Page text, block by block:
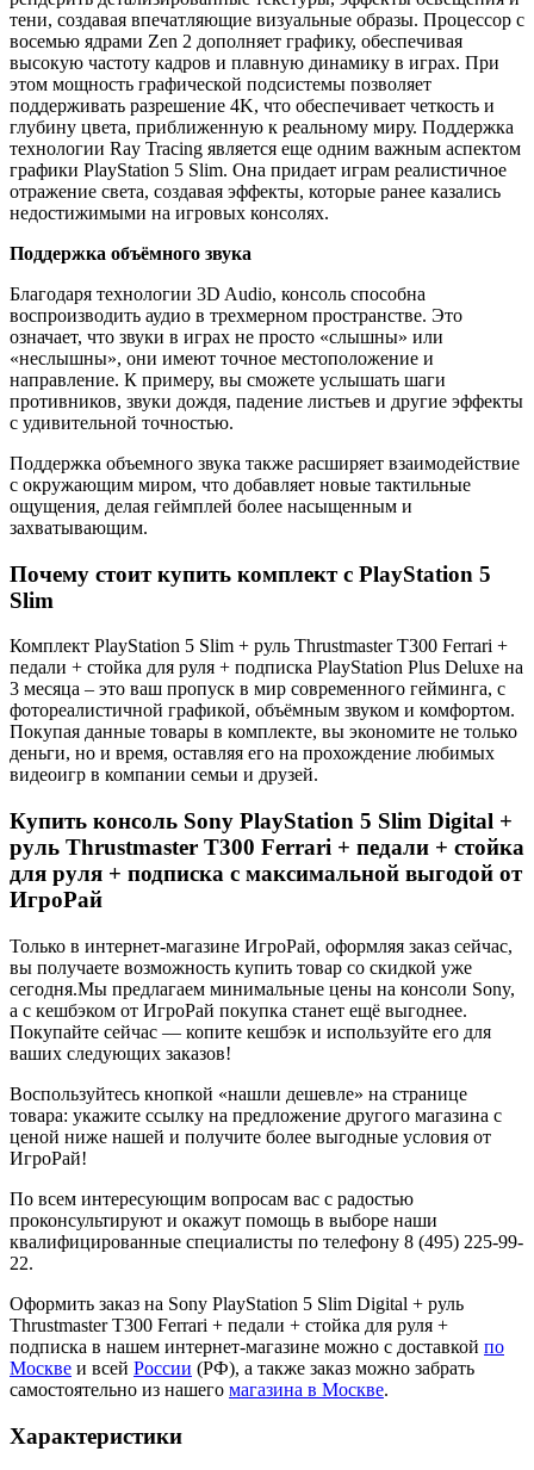
тени, создавая впечатляющие визуальные образы. Процессор с
восемью ядрами Zen 2 дополняет графику, обеспечивая
высокую частоту кадров и плавную динамику в играх. При
этом мощность графической подсистемы позволяет
поддерживать разрешение 4K, что обеспечивает четкость и
глубину цвета, приближенную к реальному миру. Поддержка
технологии Ray Tracing является еще одним важным аспектом
графики PlayStation 5 Slim. Она придает играм реалистичное
отражение света, создавая эффекты, которые ранее казались
недостижимыми на игровых консолях.
Поддержка объёмного звука
Благодаря технологии 3D Audio, консоль способна
воспроизводить аудио в трехмерном пространстве. Это
означает, что звуки в играх не просто «слышны» или
«неслышны», они имеют точное местоположение и
направление. К примеру, вы сможете услышать шаги
противников, звуки дождя, падение листьев и другие эффекты
с удивительной точностью.
Поддержка объемного звука также расширяет взаимодействие
с окружающим миром, что добавляет новые тактильные
ощущения, делая геймплей более насыщенным и
захватывающим.
Почему стоит купить комплект с PlayStation 5
Slim
Комплект PlayStation 5 Slim + руль Thrustmaster T300 Ferrari +
педали + стойка для руля + подписка PlayStation Plus Deluxe на
3 месяца – это ваш пропуск в мир современного гейминга, с
фотореалистичной графикой, объёмным звуком и комфортом.
Покупая данные товары в комплекте, вы экономите не только
деньги, но и время, оставляя его на прохождение любимых
видеоигр в компании семьи и друзей.
Купить консоль Sony PlayStation 5 Slim Digital +
руль Thrustmaster T300 Ferrari + педали + стойка
для руля + подписка с максимальной выгодой от
ИгроРай
Только в интернет-магазине ИгроРай, оформляя заказ сейчас,
вы получаете возможность купить товар со скидкой уже
сегодня.Мы предлагаем минимальные цены на консоли Sony,
а с кешбэком от ИгроРай покупка станет ещё выгоднее.
Покупайте сейчас — копите кешбэк и используйте его для
ваших следующих заказов!
Воспользуйтесь кнопкой «нашли дешевле» на странице
товара: укажите ссылку на предложение другого магазина с
ценой ниже нашей и получите более выгодные условия от
ИгроРай!
По всем интересующим вопросам вас с радостью
проконсультируют и окажут помощь в выборе наши
квалифицированные специалисты по телефону 8 (495) 225-99-
22.
Оформить заказ на Sony PlayStation 5 Slim Digital + руль
Thrustmaster T300 Ferrari + педали + стойка для руля +
подписка в нашем интернет-магазине можно с доставкой по
Москве и всей России (РФ), а также заказ можно забрать
самостоятельно из нашего магазина в Москве.
Характеристики